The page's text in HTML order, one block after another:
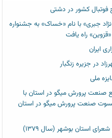
کشور در دشتی
جبری» با نام «خساک» به جشنواره
راه یافت
ایران‏
در جزیره زنگبار
ملی
صنعت پرورش میگو در استان با
صنعت پرورش میگو در استان
استان بوشهر (سال ۱۳۷۹)